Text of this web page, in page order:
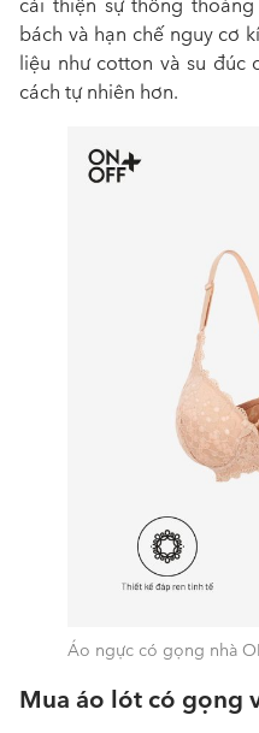
bách và hạn chế nguy cơ
liệu như cotton và su
cách tự nhiên hơn.
Áo ngực có gọng nhà
Mua áo lót có gọng